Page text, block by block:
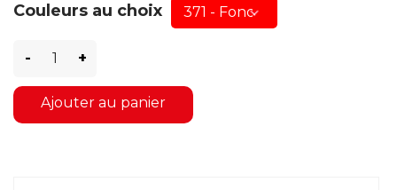
Couleurs au choix
- +
Ajouter au panier